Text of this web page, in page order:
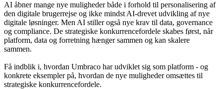
AI åbner mange nye muligheder både i forhold til personalisering af
den digitale brugerrejse og ikke mindst AI-drevet udvikling af nye
digitale løsninger. Men AI stiller også nye krav til data, governance
og compliance. De strategiske konkurrencefordele skabes først, når
platform, data og forretning hænger sammen og kan skalere
sammen.
Få indblik i, hvordan Umbraco har udviklet sig som platform - og
konkrete eksempler på, hvordan de nye muligheder omsættes til
strategiske konkurrencefordele.